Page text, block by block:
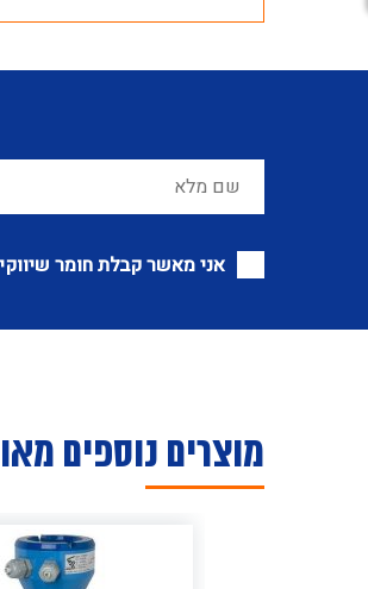
אני מאשר קבלת חומר
מוצרים נוספים